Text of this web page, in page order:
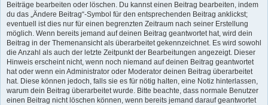
Beiträge bearbeiten oder löschen. Du kannst einen Beitrag bearbeiten, indem
du das „Ändere Beitrag“-Symbol für den entsprechenden Beitrag anklickst;
eventuell ist dies nur für einen begrenzten Zeitraum nach seiner Erstellung
möglich. Wenn bereits jemand auf deinen Beitrag geantwortet hat, wird dein
Beitrag in der Themenansicht als überarbeitet gekennzeichnet. Es wird sowohl
die Anzahl als auch der letzte Zeitpunkt der Bearbeitungen angezeigt. Dieser
Hinweis erscheint nicht, wenn noch niemand auf deinen Beitrag geantwortet
hat oder wenn ein Administrator oder Moderator deinen Beitrag überarbeitet
hat. Diese können jedoch, falls sie es für nötig halten, eine Notiz hinterlassen,
warum dein Beitrag überarbeitet wurde. Bitte beachte, dass normale Benutzer
einen Beitrag nicht löschen können, wenn bereits jemand darauf geantwortet